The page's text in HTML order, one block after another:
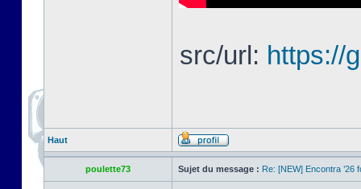
src/url: https://
Haut
poulette73 Sujet du message : Re: [NEW] Encontra ’26